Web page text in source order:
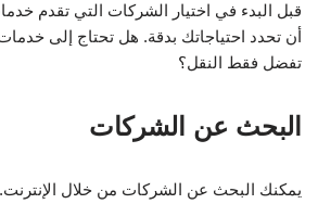
قبل البدء في اختيار الشركات التي تقدم
أن تحدد احتياجاتك بدقة. هل تحتاج إلى خدمات
تفضل فقط النقل؟
البحث عن الشركات
يمكنك البحث عن الشركات من خلال